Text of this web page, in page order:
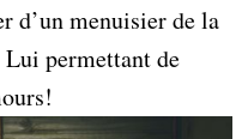
d’un menuisier de la
permettant de